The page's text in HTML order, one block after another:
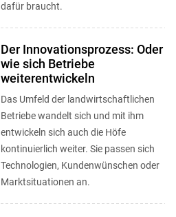
dafür braucht.
Der Innovationsprozess: Oder
wie sich Betriebe
weiterentwickeln
Das Umfeld der landwirtschaftlichen
Betriebe wandelt sich und mit ihm
entwickeln sich auch die Höfe
kontinuierlich weiter. Sie passen sich
Technologien, Kundenwünschen oder
Marktsituationen an.